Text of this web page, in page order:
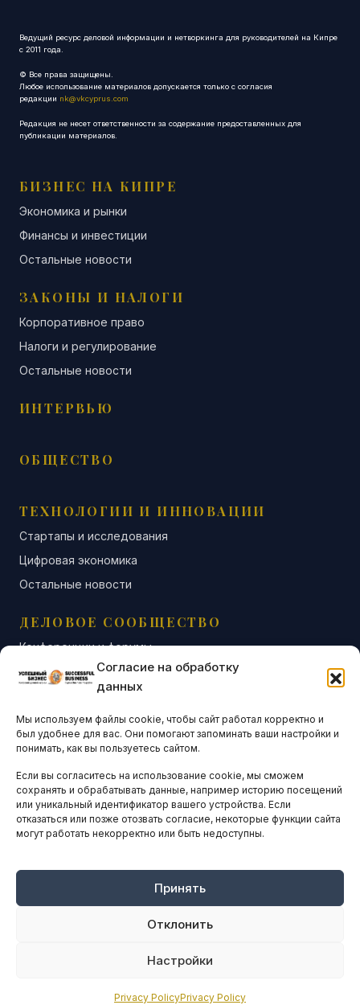
Согласие на обработку
данных
Мы используем файлы cookie, чтобы сайт работал корректно и
был удобнее для вас. Они помогают запоминать ваши настройки и
понимать, как вы пользуетесь сайтом.
Если вы согласитесь на использование cookie, мы сможем
сохранять и обрабатывать данные, например историю посещений
или уникальный идентификатор вашего устройства. Если
отказаться или позже отозвать согласие, некоторые функции сайта
могут работать некорректно или быть недоступны.
Принять
Отклонить
Настройки
Privacy PolicyPrivacy Policy
Ведущий ресурс деловой информации и нетворкинга для руководителей на Кипре
с 2011 года.
© Все права защищены.
Любое использование материалов допускается только с согласия
редакции nk@vkcyprus.com
Редакция не несет ответственности за содержание предоставленных для
публикации материалов.
БИЗНЕС НА КИПРЕ
Экономика и рынки
Финансы и инвестиции
Остальные новости
ЗАКОНЫ И НАЛОГИ
Корпоративное право
Налоги и регулирование
Остальные новости
ИНТЕРВЬЮ
ОБЩЕСТВО
ТЕХНОЛОГИИ И ИННОВАЦИИ
Стартапы и исследования
Цифровая экономика
Остальные новости
ДЕЛОВОЕ СООБЩЕСТВО
Конференции и форумы
Бизнес-клубы и ассоциации
Остальные новости
АНАЛИТИКА И СТАТИСТИКА
ARTICLES IN ENGLISH
НАВИГАЦИЯ
Оплата онлайн